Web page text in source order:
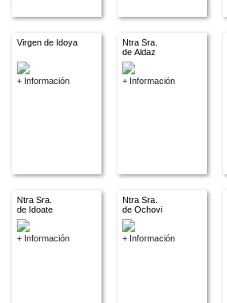
Virgen de Idoya
+ Información
Ntra Sra.
de Aldaz
+ Información
Ntra Sra.
de Idoate
+ Información
Ntra Sra.
de Ochovi
+ Información